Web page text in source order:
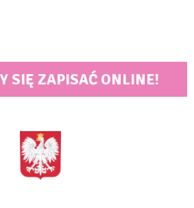
SIĘ ZAPISAĆ ONLINE!